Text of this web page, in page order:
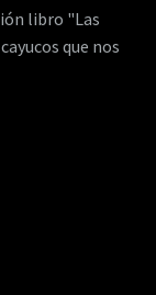
libro "Las
que nos